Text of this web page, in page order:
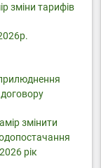
зміни тарифів
договору
змінити
рік